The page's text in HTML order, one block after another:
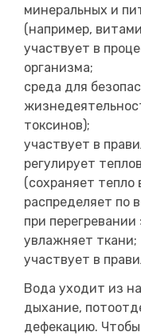
минеральных и
(например,
участвует в
организма;
среда для
токсинов);
участвует в
регулирует
(сохраняет тепло
распределяет по
при
увлажняет ткани;
участвует в
Вода уходит из
дыхание,
дефекацию.